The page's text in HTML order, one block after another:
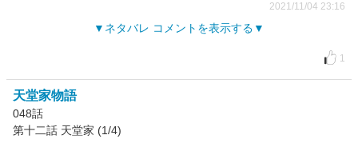
2021/11/04 23:16
ネタバレ コメントを表示する
1
天堂家物語
048話
第十二話 天堂家 (1/4)